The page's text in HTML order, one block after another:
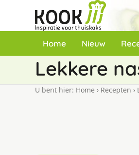
Home Nieuw
Lekkere
U bent hier: Home › Recepten ›